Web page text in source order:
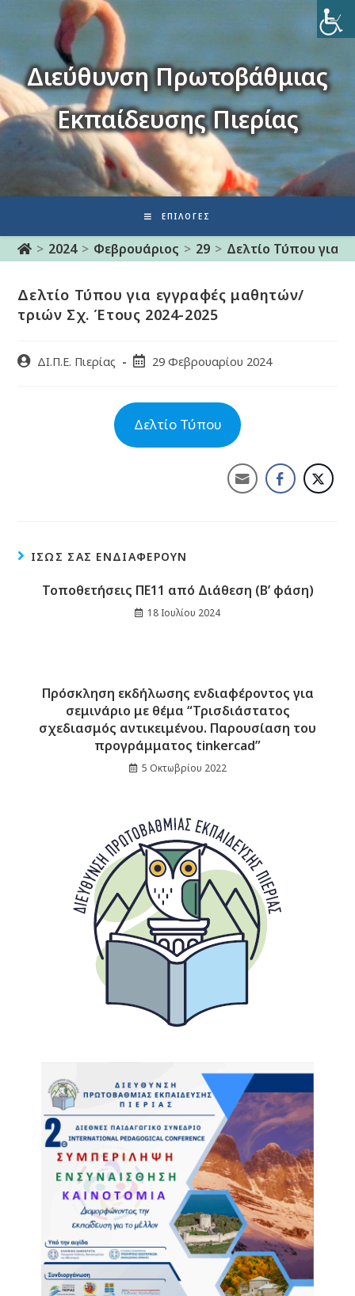
Διεύθυνση Πρωτοβάθμιας
Εκπαίδευσης Πιερίας
ΕΠΙΛΟΓΈΣ
> 2024 > Φεβρουάριος > 29 > Δελτίο Τύπου για
Δελτίο Τύπου για εγγραφές μαθητών/
τριών Σχ. Έτους 2024-2025
ΔΙ.Π.Ε. Πιερίας 29 Φεβρουαρίου 2024
Δελτίο Τύπου
ΊΣΩΣ ΣΑΣ ΕΝΔΙΑΦΈΡΟΥΝ
Τοποθετήσεις ΠΕ11 από Διάθεση (Β’ φάση)
18 Ιουλίου 2024
Πρόσκληση εκδήλωσης ενδιαφέροντος για
σεμινάριο με θέμα “Τρισδιάστατος
σχεδιασμός αντικειμένου. Παρουσίαση του
προγράμματος tinkercad”
5 Οκτωβρίου 2022